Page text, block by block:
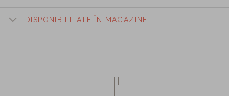
DISPONIBILITATE ÎN MAGAZINE